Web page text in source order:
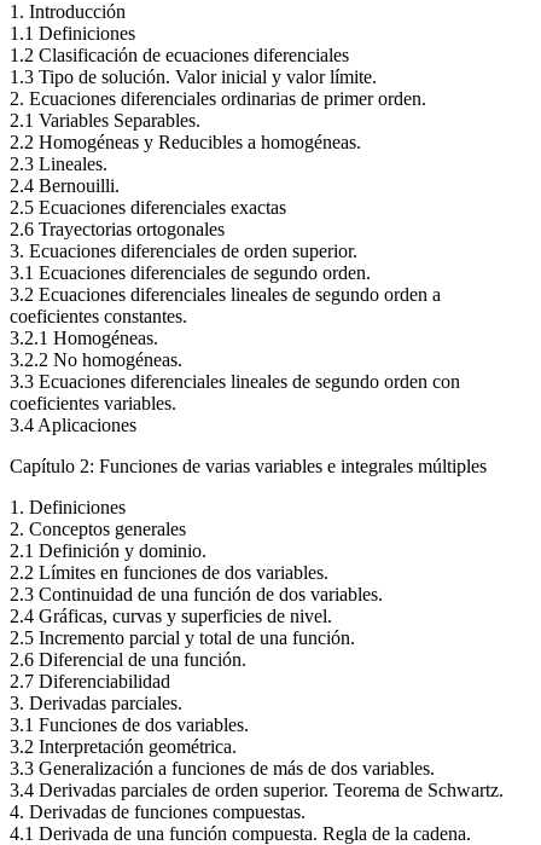
1. Introducción
1.1 Definiciones
1.2 Clasificación de ecuaciones diferenciales
1.3 Tipo de solución. Valor inicial y valor límite.
2. Ecuaciones diferenciales ordinarias de primer orden.
2.1 Variables Separables.
2.2 Homogéneas y Reducibles a homogéneas.
2.3 Lineales.
2.4 Bernouilli.
2.5 Ecuaciones diferenciales exactas
2.6 Trayectorias ortogonales
3. Ecuaciones diferenciales de orden superior.
3.1 Ecuaciones diferenciales de segundo orden.
3.2 Ecuaciones diferenciales lineales de segundo orden a
coeficientes constantes.
3.2.1 Homogéneas.
3.2.2 No homogéneas.
3.3 Ecuaciones diferenciales lineales de segundo orden con
coeficientes variables.
3.4 Aplicaciones
Capítulo 2: Funciones de varias variables e integrales múltiples
1. Definiciones
2. Conceptos generales
2.1 Definición y dominio.
2.2 Límites en funciones de dos variables.
2.3 Continuidad de una función de dos variables.
2.4 Gráficas, curvas y superficies de nivel.
2.5 Incremento parcial y total de una función.
2.6 Diferencial de una función.
2.7 Diferenciabilidad
3. Derivadas parciales.
3.1 Funciones de dos variables.
3.2 Interpretación geométrica.
3.3 Generalización a funciones de más de dos variables.
3.4 Derivadas parciales de orden superior. Teorema de Schwartz.
4. Derivadas de funciones compuestas.
4.1 Derivada de una función compuesta. Regla de la cadena.